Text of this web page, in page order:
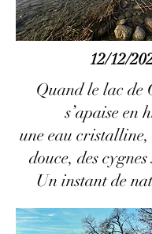
12/12/
Quand le lac de
s’apaise en
une eau
douce, des
Un instant de